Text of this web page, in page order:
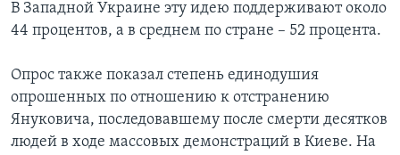
В Западной Украине эту идею поддерживают около
44 процентов, а в среднем по стране – 52 процента.
Опрос также показал степень единодушия
опрошенных по отношению к отстранению
Януковича, последовавшему после смерти десятков
людей в ходе массовых демонстраций в Киеве. На